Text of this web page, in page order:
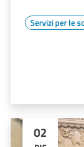
Servizi per le
02